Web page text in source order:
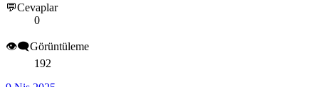
💬Cevaplar
0
👁️‍🗨️Görüntüleme
192